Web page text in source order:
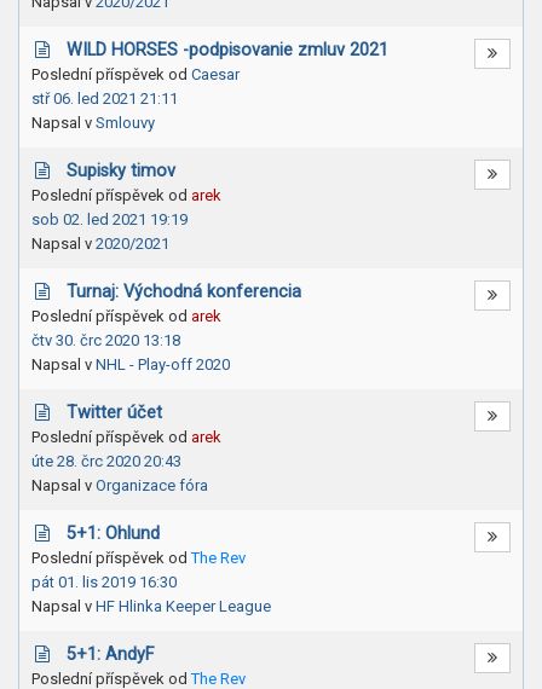
WILD HORSES -podpisovanie zmluv 2021
Poslední příspěvek od Caesar
stř 06. led 2021 21:11
Napsal v Smlouvy
Supisky timov
Poslední příspěvek od arek
sob 02. led 2021 19:19
Napsal v 2020/2021
Turnaj: Východná konferencia
Poslední příspěvek od arek
čtv 30. črc 2020 13:18
Napsal v NHL - Play-off 2020
Twitter účet
Poslední příspěvek od arek
úte 28. črc 2020 20:43
Napsal v Organizace fóra
5+1: Ohlund
Poslední příspěvek odThe Rev
pát 01. lis 2019 16:30
Napsal v HF Hlinka Keeper League
5+1: AndyF
Poslední příspěvek odThe Rev